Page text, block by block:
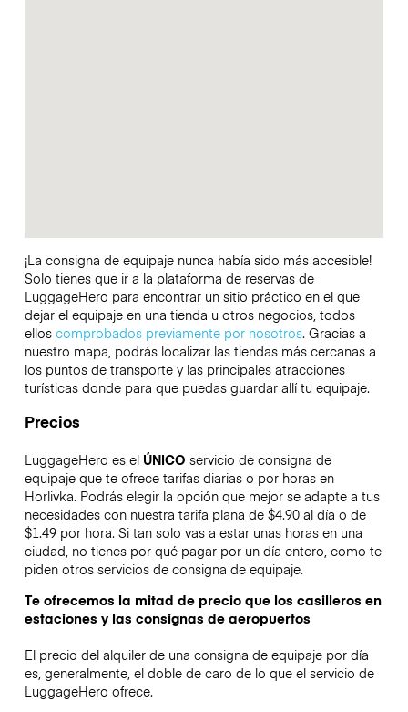
¡La consigna de equipaje nunca había sido más accesible!
Solo tienes que ir a la plataforma de reservas de
LuggageHero para encontrar un sitio práctico en el que
dejar el equipaje en una tienda u otros negocios, todos
ellos comprobados previamente por nosotros. Gracias a
nuestro mapa, podrás localizar las tiendas más cercanas a
los puntos de transporte y las principales atracciones
turísticas donde para que puedas guardar allí tu equipaje.
Precios
LuggageHero es el ÚNICO servicio de consigna de
equipaje que te ofrece tarifas diarias o por horas en
Horlivka. Podrás elegir la opción que mejor se adapte a tus
necesidades con nuestra tarifa plana de $4.90 al día o de
$1.49 por hora. Si tan solo vas a estar unas horas en una
ciudad, no tienes por qué pagar por un día entero, como te
piden otros servicios de consigna de equipaje.
Te ofrecemos la mitad de precio que los casilleros en
estaciones y las consignas de aeropuertos
El precio del alquiler de una consigna de equipaje por día
es, generalmente, el doble de caro de lo que el servicio de
LuggageHero ofrece.